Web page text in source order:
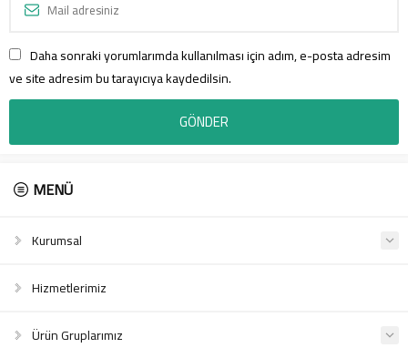
Daha sonraki yorumlarımda kullanılması için adım, e-posta adresim
ve site adresim bu tarayıcıya kaydedilsin.
MENÜ
Kurumsal
Hizmetlerimiz
Ürün Gruplarımız